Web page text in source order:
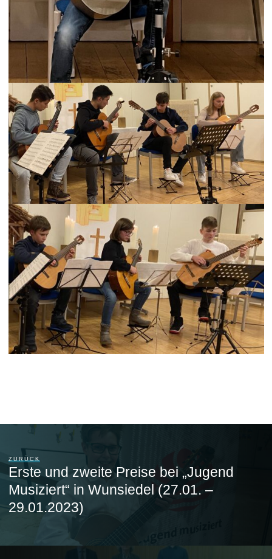
ZURÜCK
Erste und zweite Preise bei „Jugend
Musiziert“ in Wunsiedel (27.01. –
29.01.2023)